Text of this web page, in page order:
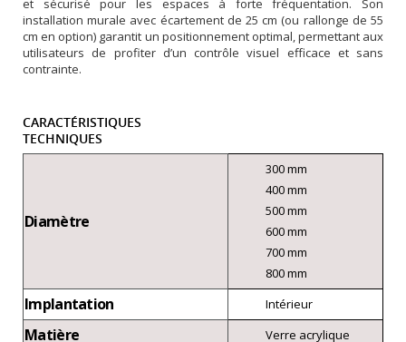
et sécurisé pour les espaces à forte fréquentation. Son
installation murale avec écartement de 25 cm (ou rallonge de 55
cm en option) garantit un positionnement optimal, permettant aux
utilisateurs de profiter d’un contrôle visuel efficace et sans
contrainte.
CARACTÉRISTIQUES
TECHNIQUES
Diamètre
300 mm
400 mm
500 mm
600 mm
700 mm
800 mm
Implantation Intérieur
Matière Verre acrylique